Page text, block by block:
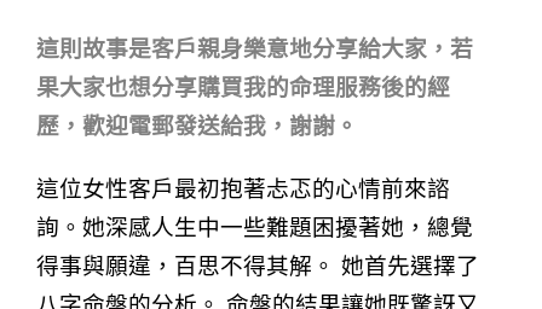
這則故事是客戶親身樂意地分享給大家，若
果大家也想分享購買我的命理服務後的經
歷，歡迎電郵發送給我，謝謝。
這位女性客戶最初抱著忐忑的心情前來諮
詢。她深感人生中一些難題困擾著她，總覺
得事與願違，百思不得其解。 她首先選擇了